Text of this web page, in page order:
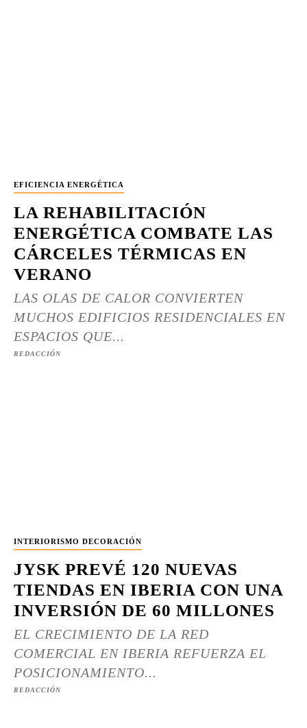
EFICIENCIA ENERGÉTICA
LA REHABILITACIÓN
ENERGÉTICA COMBATE LAS
CÁRCELES TÉRMICAS EN
VERANO
LAS OLAS DE CALOR CONVIERTEN
MUCHOS EDIFICIOS RESIDENCIALES EN
ESPACIOS QUE...
REDACCIÓN
INTERIORISMO DECORACIÓN
JYSK PREVÉ 120 NUEVAS
TIENDAS EN IBERIA CON UNA
INVERSIÓN DE 60 MILLONES
EL CRECIMIENTO DE LA RED
COMERCIAL EN IBERIA REFUERZA EL
POSICIONAMIENTO...
REDACCIÓN